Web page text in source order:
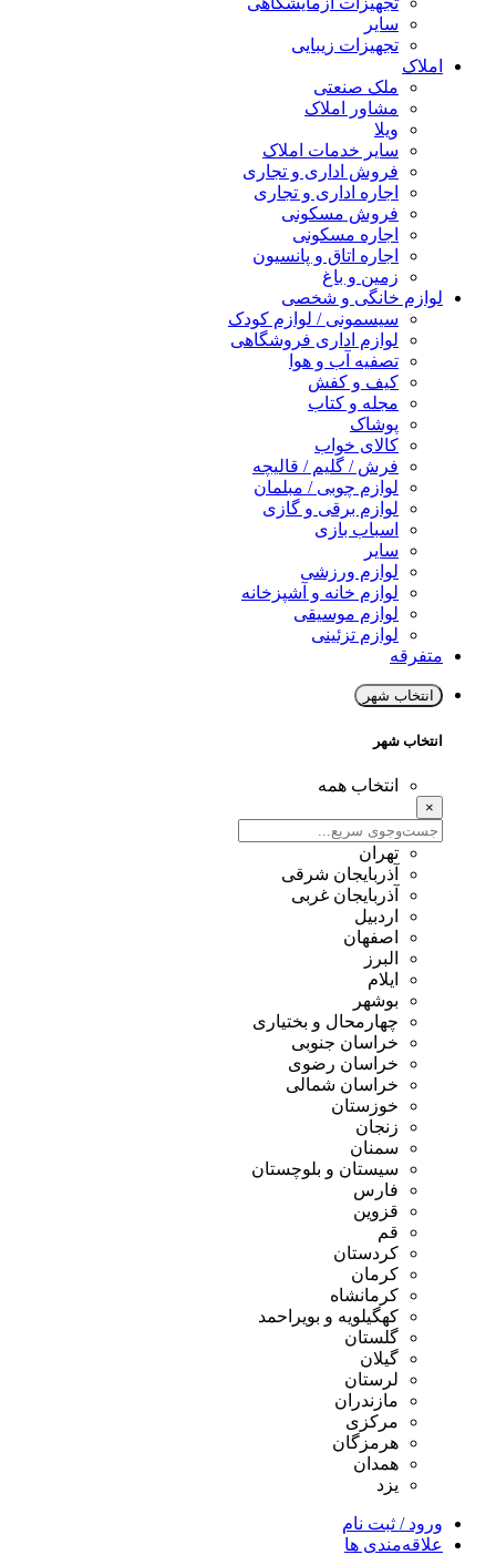
سایر
تجهیزات زیبایی
املاک
ملک صنعتی
مشاور املاک
ویلا
سایر خدمات املاک
فروش اداری و تجاری
اجاره اداری و تجاری
فروش مسکونی
اجاره مسکونی
اجاره اتاق و پانسیون
زمین و باغ
لوازم خانگی و شخصی
سیسمونی / لوازم کودک
لوازم اداری فروشگاهی
تصفیه آب و هوا
کیف و کفش
مجله و کتاب
پوشاک
کالای خواب
فرش / گلیم / قالیچه
لوازم چوبی / مبلمان
لوازم برقی و گازی
اسباب بازی
سایر
لوازم ورزشی
لوازم خانه و آشپزخانه
لوازم موسیقی
لوازم تزئینی
متفرقه
انتخاب شهر
انتخاب شهر
انتخاب همه
×
تهران
آذربایجان شرقی
آذربایجان غربی
اردبیل
اصفهان
البرز
ایلام
بوشهر
چهارمحال و بختیاری
خراسان جنوبی
خراسان رضوی
خراسان شمالی
خوزستان
زنجان
سمنان
سیستان و بلوچستان
فارس
قزوین
قم
کردستان
کرمان
کرمانشاه
کهگیلویه و بویراحمد
گلستان
گیلان
لرستان
مازندران
مرکزی
هرمزگان
همدان
یزد
ورود / ثبت نام
علاقه‌مندی ها